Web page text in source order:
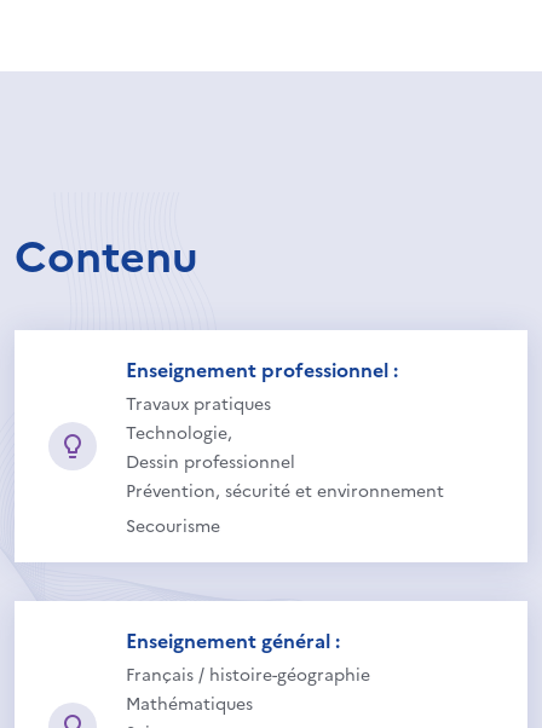
Contenu
Enseignement professionnel :
Travaux pratiques
Technologie,
Dessin professionnel
Prévention, sécurité et environnement
Secourisme
Enseignement général :
Français / histoire-géographie
Mathématiques